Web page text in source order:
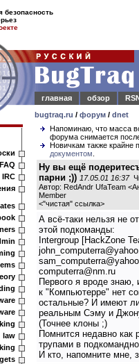
безопасность
главная
обзор
bugtraq.ru / форум / dnet
FAQ
IRC
law
Напоминаю, что масса
форума снимается
Новичкам также крайне
документом
Ну вы ещё
парни ;)) 17.05.01 16:37
Автор: RedAndr UfaTeam
Member
<"чистая" ссылка>
А всё-таки нельзя не
этой подкоманды:
Intergroup [HackZone
computerra@nm.ru
Первого я вроде знаю,
к "Компьютерре" нет
остальные? И имеют
реальным Сэму и
(Точнее клоны ;)
Помнится недавно как
трупами в
И кто, напомните мне,